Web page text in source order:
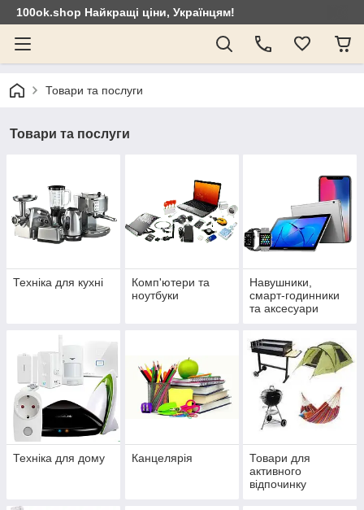
100ok.shop Найкращі ціни, Українцям!
Товари та послуги
Товари та послуги
Техніка для кухні
Комп'ютери та
ноутбуки
Навушники,
смарт-годинники
та аксесуари
Техніка для дому Канцелярія
Товари для
активного
відпочинку